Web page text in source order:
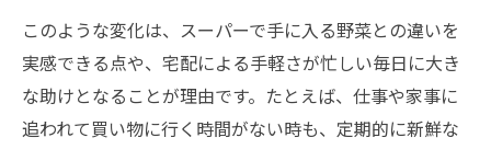
宅配サービスで子どもが野菜好きになる秘
訣
安全性重視の有機野菜宅配を選ぶコツ
このような変化は、スーパーで手に入る野菜との違いを
実感できる点や、宅配による手軽さが忙しい毎日に大き
な助けとなることが理由です。たとえば、仕事や家事に
追われて買い物に行く時間がない時も、定期的に新鮮な